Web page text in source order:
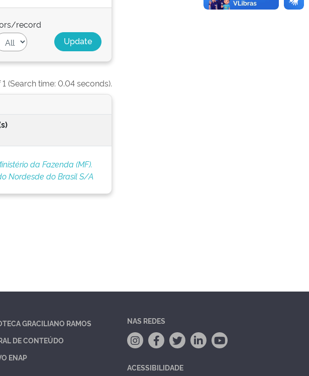
record
1 (Search time: 0.04 seconds).
da Fazenda (MF).
Nordesde do Brasil S/A
GRACILIANO RAMOS
DE CONTEÚDO
ENAP
NAS REDES
ACESSIBILIDADE